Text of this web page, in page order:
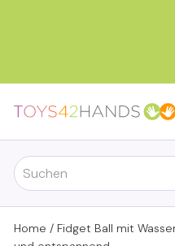
T
o
y
s
4
2
Search
Home / Fidget Ball mit